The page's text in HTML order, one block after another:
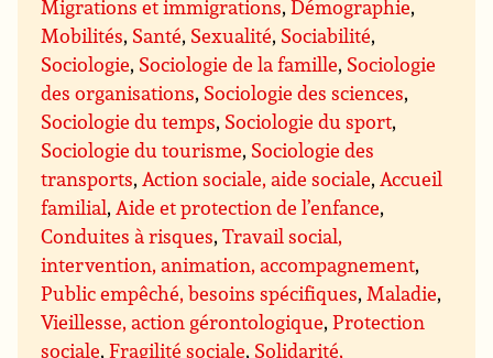
Migrations et immigrations,Démographie,
Mobilités, Santé, Sexualité, Sociabilité,
Sociologie, Sociologie de la famille, Sociologie
des organisations, Sociologie des sciences,
Sociologie du temps, Sociologie du sport,
Sociologie du tourisme, Sociologie des
transports, Action sociale, aide sociale, Accueil
familial, Aide et protection de l’enfance,
Conduites à risques,Travail social,
intervention, animation, accompagnement,
Public empêché, besoins spécifiques, Maladie,
Vieillesse, action gérontologique,Protection
sociale,Fragilité sociale, Solidarité,